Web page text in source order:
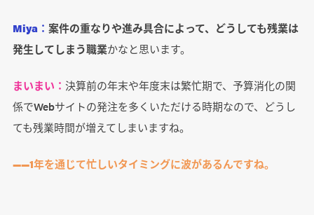
Miya： 案件の重なりや進み具合によって、どうしても残業は
発生してしまう職業かなと思います。
まいまい： 決算前の年末や年度末は繁忙期で、予算消化の関
係でWebサイトの発注を多くいただける時期なので、どうし
ても残業時間が増えてしまいますね。
――1年を通じて忙しいタイミングに波があるんですね。